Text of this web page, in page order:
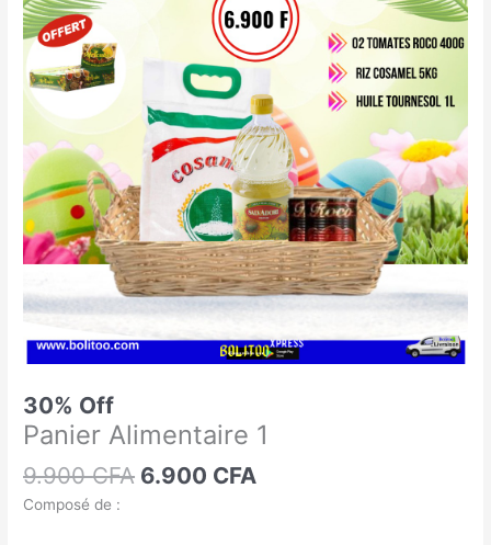
30% Off
Panier Alimentaire 1
9.900CFA
9.900 CFA.
6.900 CFA
6.900 CFA.
Composé de :
1